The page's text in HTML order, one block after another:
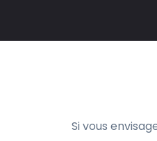
Si vous